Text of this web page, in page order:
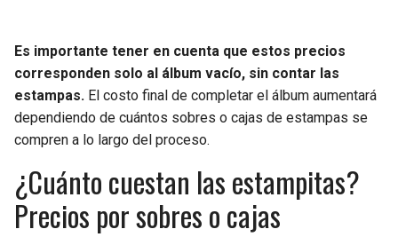
Es importante tener en cuenta que estos precios
corresponden solo al álbum vacío, sin contar las
estampas. El costo final de completar el álbum aumentará
dependiendo de cuántos sobres o cajas de estampas se
compren a lo largo del proceso.
¿Cuánto cuestan las estampitas?
Precios por sobres o cajas